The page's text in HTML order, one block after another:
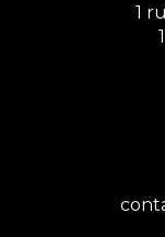
1